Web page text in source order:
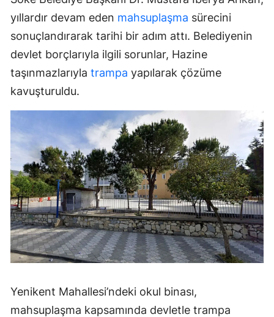
yıllardır devam eden mahsuplaşma sürecini
sonuçlandırarak tarihi bir adım attı. Belediyenin
devlet borçlarıyla ilgili sorunlar, Hazine
taşınmazlarıyla trampa yapılarak çözüme
kavuşturuldu.
Yenikent Mahallesi’ndeki okul binası,
mahsuplaşma kapsamında devletle trampa